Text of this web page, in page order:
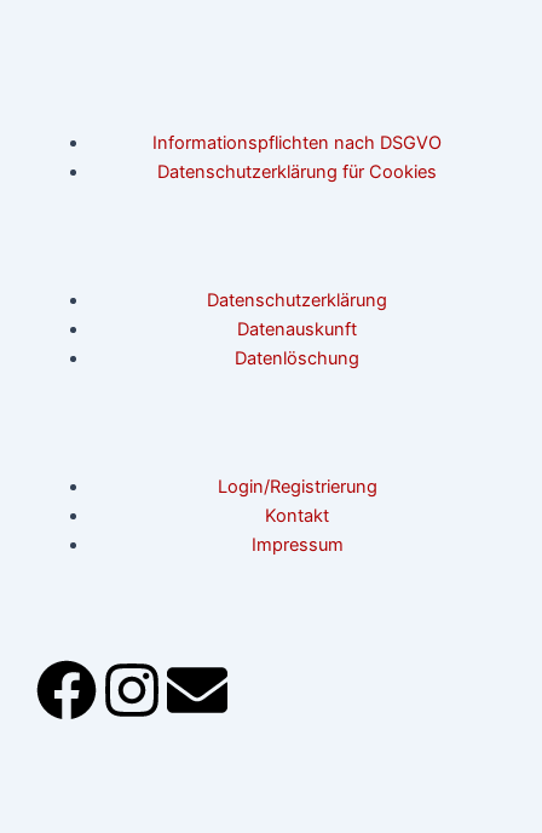
Informationspflichten nach DSGVO
Datenschutzerklärung für Cookies
Datenschutzerklärung
Datenauskunft
Datenlöschung
Login/Registrierung
Kontakt
Impressum
F I
E